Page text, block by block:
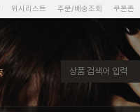
위시리스트 주문/배송조회 쿠폰존